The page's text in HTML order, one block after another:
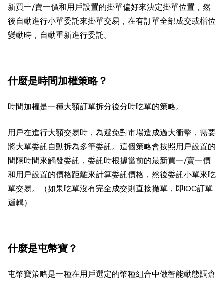
新買一/賣一價和用戶設置的掛單偏好來決定掛單位置，然
後自動進行小單委託來掛單交易，在有訂單全部成交或檔位
變動時，自動重新進行委託。
什麼是時間加權策略？
時間加權是一種大額訂單拆分後分時吃單的策略。
用戶在進行大額交易時，為避免對市場造成過大衝擊，需要
將大單委託自動拆為多筆委託。這個策略會按照用戶設置的
間隔時間來觸發委託，委託時根據當前的最新買一/賣一價
和用戶設置的價格距離來計算委託價格，然後委託小單來吃
單交易。（如果吃單沒有完全成交則直接撤單，即IOC訂單
邏輯）
什麼是屯幣寶？
屯幣寶策略是一種在用戶選定的幣種組合中做智能動態調倉